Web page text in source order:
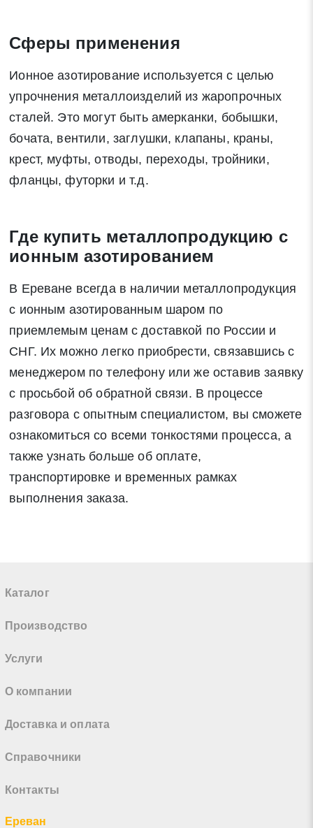
Сферы применения
Ионное азотирование используется с целью
упрочнения металлоизделий из жаропрочных
сталей. Это могут быть амерканки, бобышки,
бочата, вентили, заглушки, клапаны, краны,
крест, муфты, отводы, переходы, тройники,
фланцы, футорки и т.д.
Где купить металлопродукцию с
ионным азотированием
В Ереване всегда в наличии металлопродукция
с ионным азотированным шаром по
приемлемым ценам с доставкой по России и
СНГ. Их можно легко приобрести, связавшись с
менеджером по телефону или же оставив заявку
с просьбой об обратной связи. В процессе
разговора с опытным специалистом, вы сможете
ознакомиться со всеми тонкостями процесса, а
также узнать больше об оплате,
транспортировке и временных рамках
выполнения заказа.
Каталог
Производство
Услуги
О компании
Доставка и оплата
Справочники
Контакты
Ереван